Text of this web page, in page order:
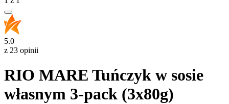
5.0
z 23 opinii
RIO MARE Tuńczyk w sosie
własnym 3-pack (3x80g)